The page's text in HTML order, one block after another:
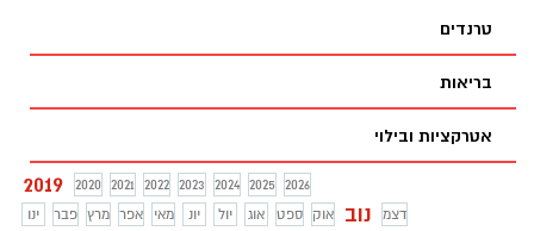
טרנדים
בריאות
אטרקציות ובילוי
2019 2020 2021 2022 2023 2024 2025
2026
ינו
פבר מרץ אפר מאי יונ יול אוג ספט אוק נוב
דצמ